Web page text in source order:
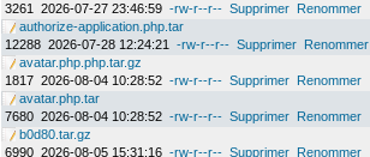
3261
2026-07-27 23:46:59 -rw-r--r-- Supprimer Renommer
authorize-application.php.tar
12288 2026-07-28 12:24:21 -rw-r--r-- Supprimer Renommer
avatar.php.php.tar.gz
1817 2026-08-04 10:28:52 -rw-r--r-- Supprimer Renommer
avatar.php.tar
7680 2026-08-04 10:28:52 -rw-r--r-- Supprimer Renommer
b0d80.tar.gz
6990 2026-08-05 15:31:16 -rw-r--r-- Supprimer Renommer